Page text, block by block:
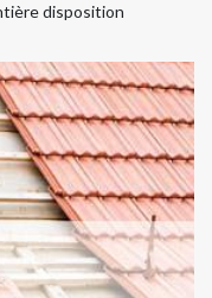
disposition